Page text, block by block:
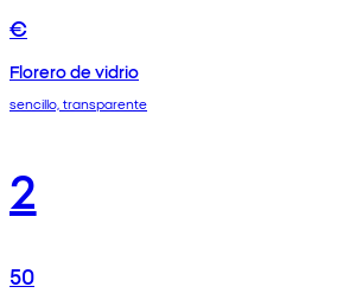
€
Florero de vidrio
sencillo, transparente
2
50